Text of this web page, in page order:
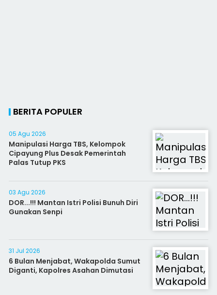
BERITA POPULER
05 Agu 2026
Manipulasi Harga TBS, Kelompok
Cipayung Plus Desak Pemerintah
Palas Tutup PKS
03 Agu 2026
DOR...!!! Mantan Istri Polisi Bunuh Diri
Gunakan Senpi
31 Jul 2026
6 Bulan Menjabat, Wakapolda Sumut
Diganti, Kapolres Asahan Dimutasi